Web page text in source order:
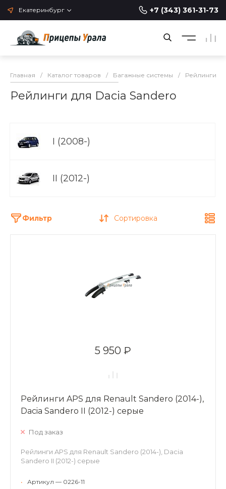
Екатеринбург +7 (343) 361-31-73
Главная / Каталог товаров / Багажные системы / Рейлинги
Рейлинги для Dacia Sandero
I (2008-)
II (2012-)
Фильтр Сортировка
5 950 ₽
Рейлинги APS для Renault Sandero (2014-),
Dacia Sandero II (2012-) серые
Под заказ
Рейлинги APS для Renault Sandero (2014-), Dacia
Sandero II (2012-) серые
•
Артикул — 0226-11